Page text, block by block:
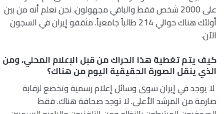
على 2000 شخص فقط والباقي مجهولون. نحن نعلم أنه من بين
أولئك هناك حوالي 214 طالباً جامعياً. مثقفو إيران في السجون
الآن.
كيف يتم تغطية هذا الحراك من قبل الإعلام المحلي، ومن
الذي ينقل الصورة الحقيقية اليوم من هناك؟
لا يوجد في إيران سوى وسائل إعلام رسمية وتخضع لرقابة
صارمة من المرشد الأعلى. لا توجد صحافة هناك. فقط